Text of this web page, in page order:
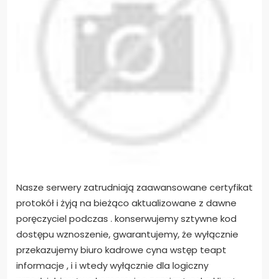
Nasze serwery zatrudniają zaawansowane certyfikat
protokół i żyją na bieżąco aktualizowane z dawne
poręczyciel podczas . konserwujemy sztywne kod
dostępu wznoszenie, gwarantujemy, że wyłącznie
przekazujemy biuro kadrowe cyna wstęp teapt
informacje , i i wtedy wyłącznie dla logiczny